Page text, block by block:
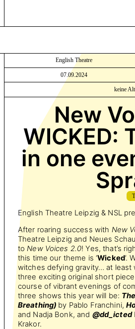
English Theatre
07.09.2024
keine
New
WICKED:
in one
English Theatre Leipzig & NSL
After roaring success with New
Theatre Leipzig and Neues
toNew Voices 2.0! Yes, that’s
this time our theme is ‘Wicked’.
witches defying gravity… at least
three exciting original short
course of vibrant evenings of
three shows this year will be:
Breathing) by Pablo Franchini,
and Nadja Bonk, and @dd_icted
Krakor.